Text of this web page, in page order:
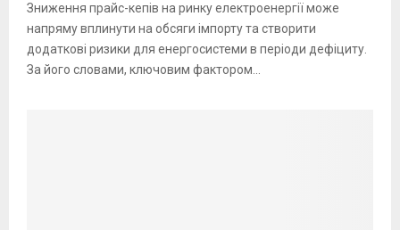
Зниження прайс-кепів на ринку електроенергії може
напряму вплинути на обсяги імпорту та створити
додаткові ризики для енергосистеми в періоди дефіциту.
За його словами, ключовим фактором...